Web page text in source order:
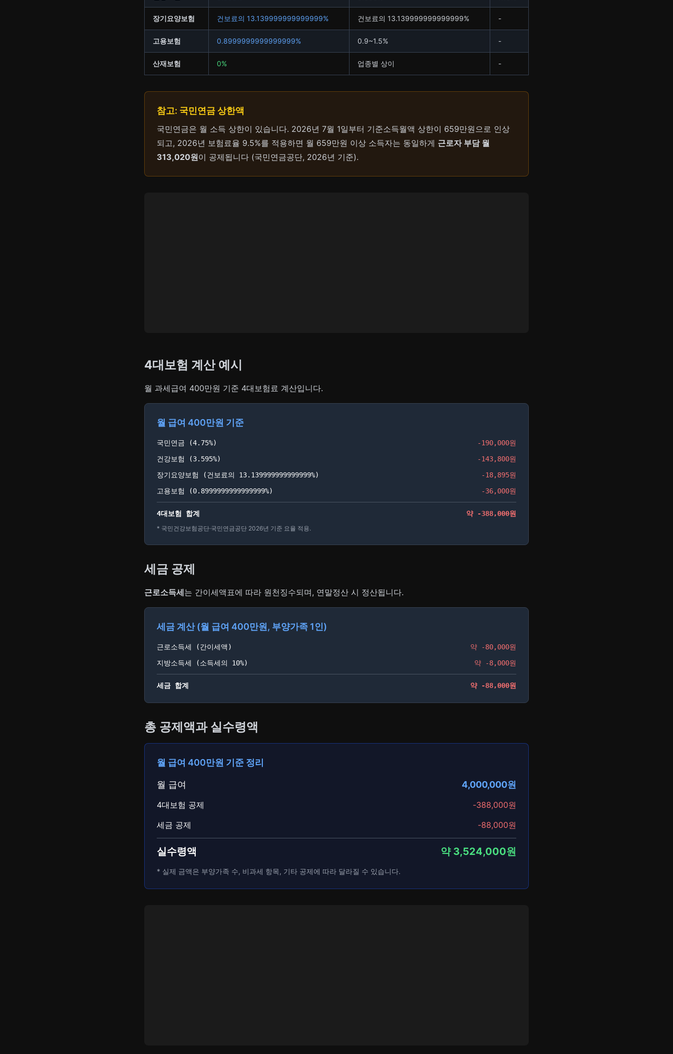
장기요양보험 건보료의 13.139999999999999% 건보료의 13.139999999999999% -
고용보험 0.8999999999999999% 0.9~1.5% -
산재보험 0% 업종별 상이 -
참고: 국민연금 상한액
국민연금은 월 소득 상한이 있습니다. 2026년 7월 1일부터 기준소득월액 상한이 659만원으로 인상
되고, 2026년 보험료율 9.5%를 적용하면 월 659만원 이상 소득자는 동일하게 근로자 부담 월
313,020원이 공제됩니다 (국민연금공단, 2026년 기준).
4대보험 계산 예시
월 과세급여 400만원 기준 4대보험료 계산입니다.
월 급여 400만원 기준
국민연금 (4.75%)
-190,000원
건강보험 (3.595%)
-143,800원
장기요양보험 (건보료의 13.139999999999999%)
-18,895원
고용보험 (0.8999999999999999%)
-36,000원
4대보험 합계 약 -388,000원
* 국민건강보험공단·국민연금공단 2026년 기준 요율 적용.
세금 공제
근로소득세는 간이세액표에 따라 원천징수되며, 연말정산 시 정산됩니다.
세금 계산 (월 급여 400만원, 부양가족 1인)
근로소득세 (간이세액)
약 -80,000원
지방소득세 (소득세의 10%)
약 -8,000원
세금 합계 약 -88,000원
총 공제액과 실수령액
월 급여 400만원 기준 정리
월 급여 4,000,000원
4대보험 공제
-388,000원
세금 공제
-88,000원
실수령액 약 3,524,000원
* 실제 금액은 부양가족 수, 비과세 항목, 기타 공제에 따라 달라질 수 있습니다.